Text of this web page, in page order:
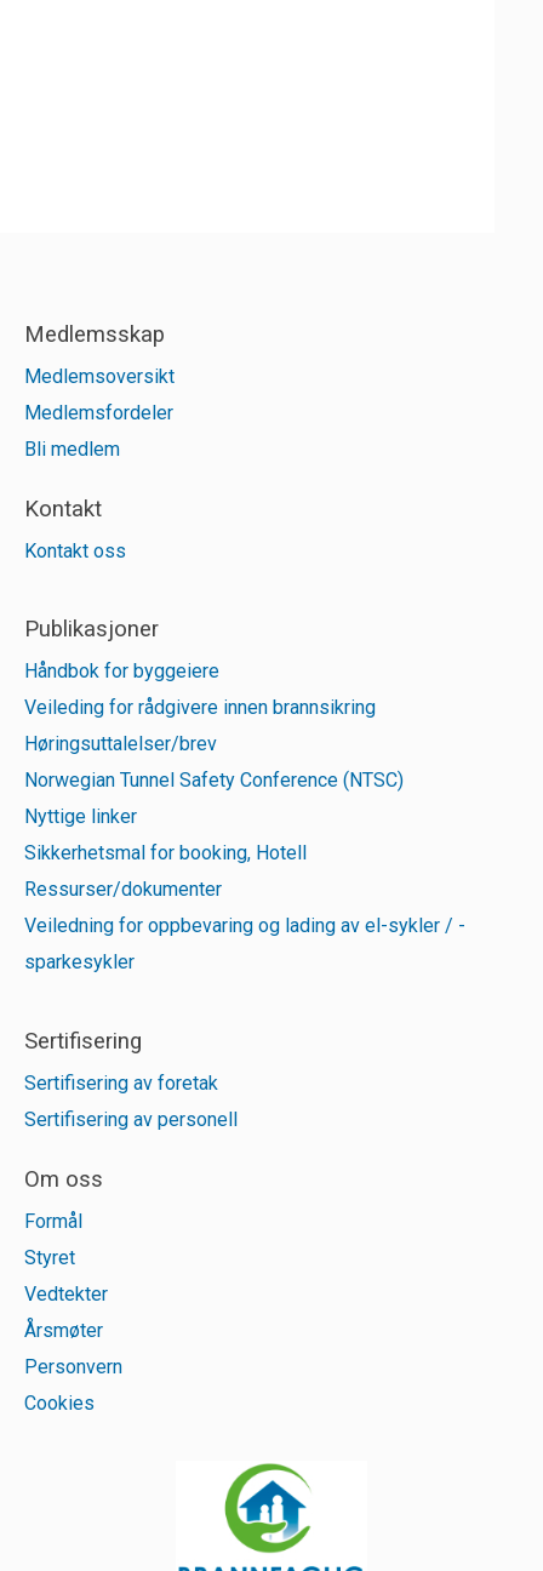
Medlemsskap
Medlemsoversikt
Medlemsfordeler
Bli medlem
Kontakt
Kontakt oss
Publikasjoner
Håndbok for byggeiere
Veileding for rådgivere innen brannsikring
Høringsuttalelser/brev
Norwegian Tunnel Safety Conference (NTSC)
Nyttige linker
Sikkerhetsmal for booking, Hotell
Ressurser/dokumenter
Veiledning for oppbevaring og lading av el-sykler / -
sparkesykler
Sertifisering
Sertifisering av foretak
Sertifisering av personell
Om oss
Formål
Styret
Vedtekter
Årsmøter
Personvern
Cookies